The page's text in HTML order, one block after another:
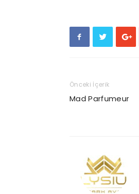
Önceki İçerik
Mad Parfumeur